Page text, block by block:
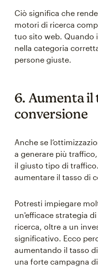
Ciò significa che
motori di ricerca
tuo sito web. Quando
nella categoria
persone giuste.
6. Aumenta il
conversione
Anche se
a generare più
il giusto tipo di
aumentare il tasso di
Potresti impiegare
un'efficace strategia
ricerca, oltre a un
significativo. Ecco
aumentando il tasso
una forte campagna